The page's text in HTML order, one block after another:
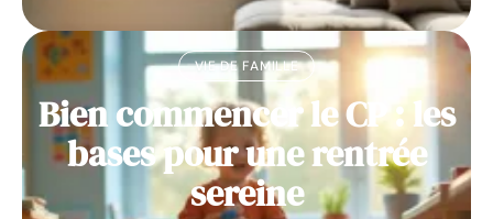
VIE DE FAMILLE
Bien commencer le CP : les
bases pour une rentrée
sereine